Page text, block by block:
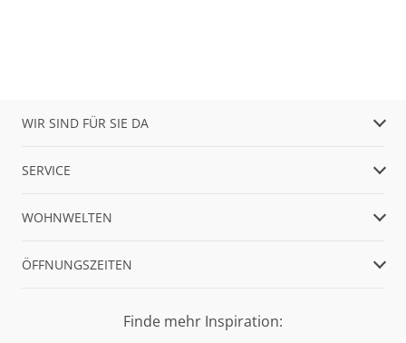
WIR SIND FÜR SIE DA
SERVICE
WOHNWELTEN
ÖFFNUNGSZEITEN
Finde mehr Inspiration: